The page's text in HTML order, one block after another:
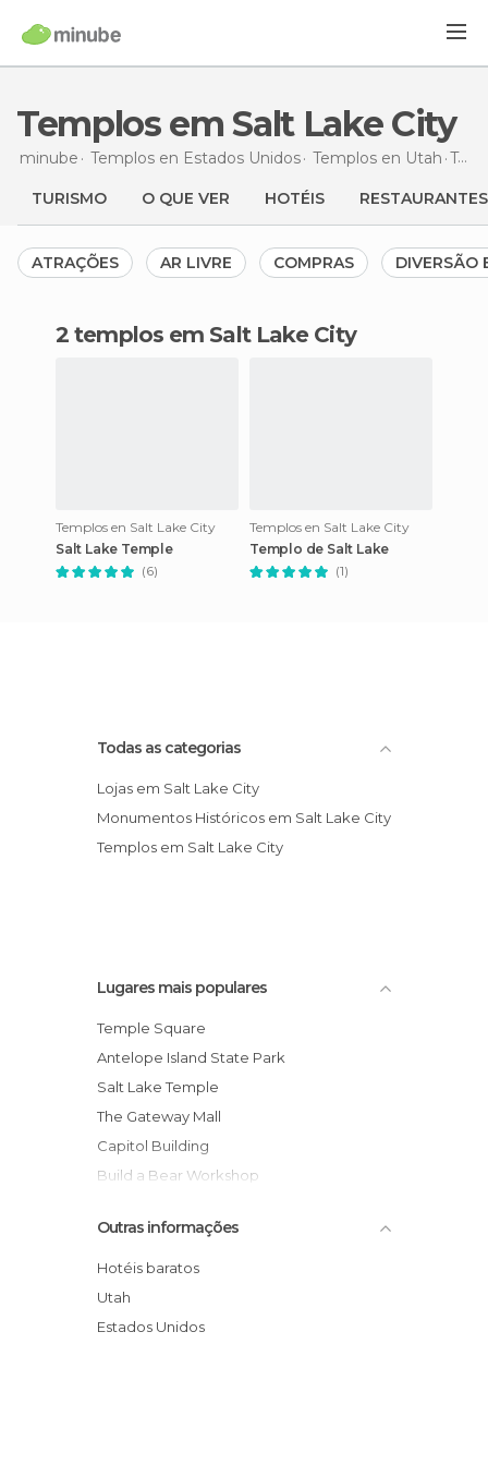
Templos em Salt Lake City
minube Templos en Estados Unidos Templos en Utah Templos
TURISMO O QUE VER HOTÉIS RESTAURANTES
ATRAÇÕES AR LIVRE COMPRAS DIVERSÃO
2 templos em Salt Lake City
Templos en Salt Lake City
Salt Lake Temple
(6)
Templos en Salt Lake City
Templo de Salt Lake
(1)
Todas as categorias
Lojas em Salt Lake City
Monumentos Históricos em Salt Lake City
Templos em Salt Lake City
Lugares mais populares
Temple Square
Antelope Island State Park
Salt Lake Temple
The Gateway Mall
Capitol Building
Build a Bear Workshop
Utah Jazz Shop
Pioneer Memorial Museum
Kennecott's Bingham Canyon Mine
Joseph Smith Memorial Building
Outras informações
Hotéis baratos
Utah
Estados Unidos